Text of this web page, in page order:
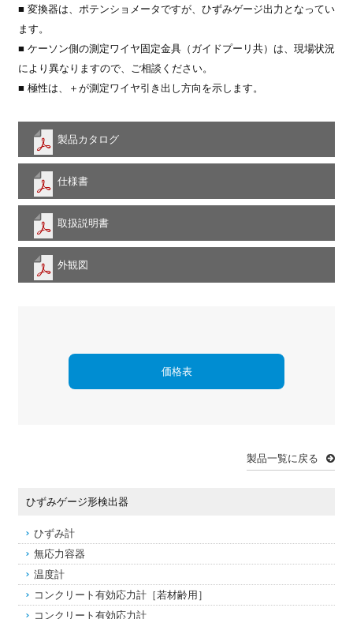
■ 変換器は、ポテンショメータですが、ひずみゲージ出力となってい
ます。
■ ケーソン側の測定ワイヤ固定金具（ガイドプーリ共）は、現場状況
により異なりますので、ご相談ください。
■ 極性は、＋が測定ワイヤ引き出し方向を示します。
製品カタログ
仕様書
取扱説明書
外観図
価格表
製品一覧に戻る
ひずみゲージ形検出器
ひずみ計
無応力容器
温度計
コンクリート有効応力計［若材齢用］
コンクリート有効応力計